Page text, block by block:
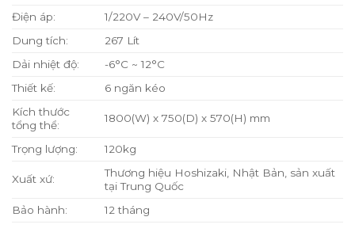
Điện áp:
1/220V – 240V/50Hz
Dung tích:
267 Lít
Dải nhiệt độ:
-6°C ~ 12°C
Thiết kế:
6 ngăn kéo
Kích thước
tổng thể:
1800(W) x 750(D) x 570(H) mm
Trọng lượng: 120kg
Xuất xứ:
Thương hiệu Hoshizaki, Nhật Bản, sản xuất
tại Trung Quốc
Bảo hành:
12 tháng